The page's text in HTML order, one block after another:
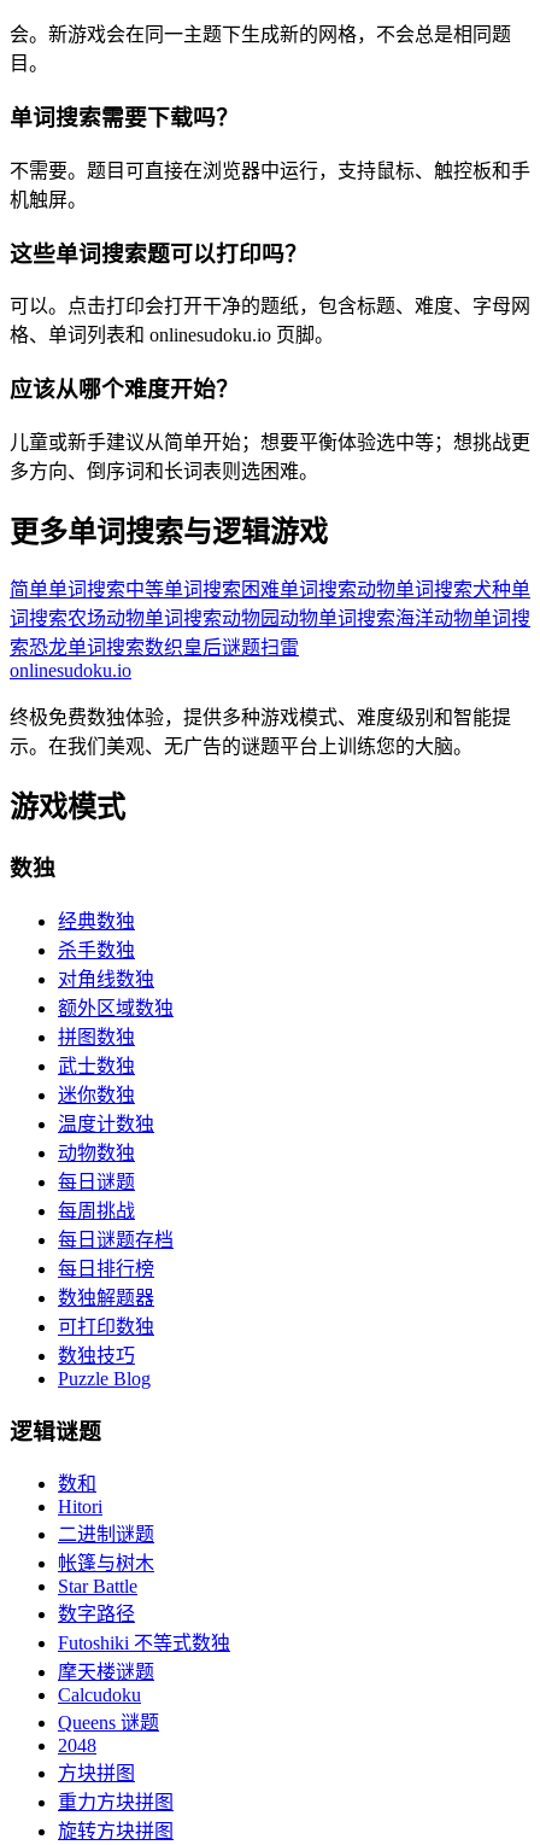
会。新游戏会在同一主题下生成新的网格，不会总是相同题
目。
单词搜索需要下载吗？
不需要。题目可直接在浏览器中运行，支持鼠标、触控板和手
机触屏。
这些单词搜索题可以打印吗？
可以。点击打印会打开干净的题纸，包含标题、难度、字母网
格、单词列表和 onlinesudoku.io 页脚。
应该从哪个难度开始？
儿童或新手建议从简单开始；想要平衡体验选中等；想挑战更
多方向、倒序词和长词表则选困难。
更多单词搜索与逻辑游戏
简单单词搜索中等单词搜索 困难单词搜索动物单词搜索犬种单
词搜索农场动物单词搜索动物园动物单词搜索海洋动物单词搜
索恐龙单词搜索数织皇后谜题扫雷
onlinesudoku.io
终极免费数独体验，提供多种游戏模式、难度级别和智能提
示。在我们美观、无广告的谜题平台上训练您的大脑。
游戏模式
数独
经典数独
杀手数独
对角线数独
额外区域数独
拼图数独
武士数独
迷你数独
温度计数独
动物数独
每日谜题
每周挑战
每日谜题存档
每日排行榜
数独解题器
可打印数独
数独技巧
Puzzle Blog
逻辑谜题
数和
Hitori
二进制谜题
帐篷与树木
Star Battle
数字路径
Futoshiki 不等式数独
摩天楼谜题
Calcudoku
Queens 谜题
2048
方块拼图
重力方块拼图
旋转方块拼图